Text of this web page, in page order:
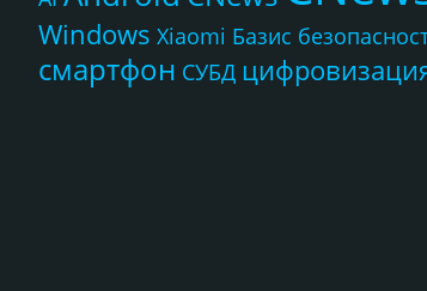
Windows Xiaomi Базис
смартфон СУБД